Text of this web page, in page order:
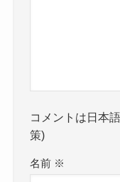
コメントは日本
策)
名前 ※